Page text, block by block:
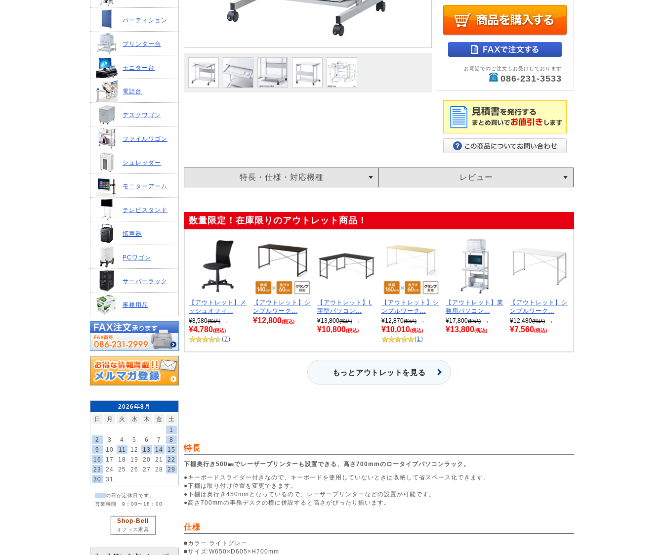
パーティション
プリンター台
モニター台
電話台
デスクワゴン
ファイルワゴン
シュレッダー
モニターアーム
テレビスタンド
拡声器
PCワゴン
サーバーラック
事務用品
2026年8月
日
月 火 水 木 金
土
1
2
3 4 5 6 7
8
9
10 11 12 13 14
15
16
17 18 19 20 21
22
23
24 25 26 27 28
29
30
31
の日が定休日です。
営業時間 9：00〜18：00
Shop-Bell
オフィス家具
お電話でのご注文もお受けしております
086-231-3533
特長・仕様・対応機種 レビュー
数量限定！在庫限りのアウトレット商品！
【アウトレット】メ
ッシュオフィ...
¥8,580(税込) →
¥4,780(税込)
(7)
【アウトレット】シ
ンプルワーク...
¥12,800(税込)
【アウトレット】L
字型パソコン...
¥13,800(税込) →
¥10,800(税込)
【アウトレット】シ
ンプルワーク...
¥12,870(税込) →
¥10,010(税込)
(1 )
【アウトレット】業
務用パソコン...
¥17,800(税込) →
¥13,800(税込)
【アウトレット】シ
ンプルワーク...
¥12,480(税込) →
¥7,560(税込)
もっとアウトレットを見る
特長
下棚奥行き500㎜でレーザープリンターも設置できる、高さ700mmのロータイプパソコンラック。
●キーボードスライダー付きなので、キーボードを使用していないときは収納して省スペース化できます。
●下棚は取り付け位置を変更できます。
●下棚は奥行き450mmとなっているので、レーザープリンターなどの設置が可能です。
●高さ700mmの事務デスクの横に併設すると高さがぴったり揃います。
仕様
■カラー:ライトグレー
■サイズ:W650×D605×H700mm